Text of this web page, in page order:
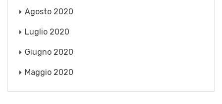
Agosto 2020
Luglio 2020
Giugno 2020
Maggio 2020